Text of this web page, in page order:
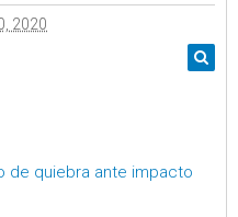
2020
de quiebra ante impacto